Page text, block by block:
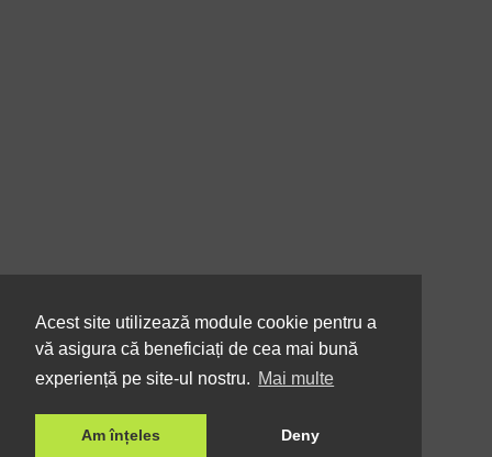
Acest site utilizează module cookie pentru a
vă asigura că beneficiați de cea mai bună
experiență pe site-ul nostru. Mai multe
Am înțeles Deny